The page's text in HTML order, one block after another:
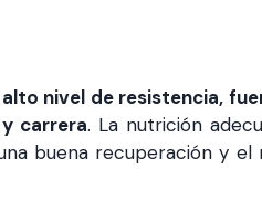
nivel de resistencia,
carrera. La nutrición
buena recuperación y